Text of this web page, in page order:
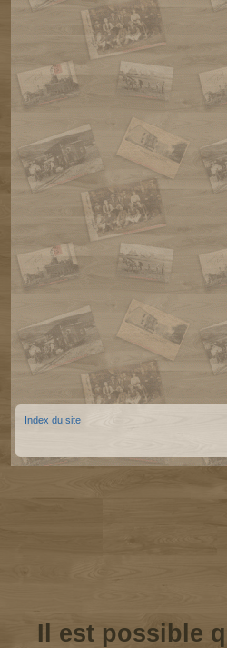
Index du site
Il est possible